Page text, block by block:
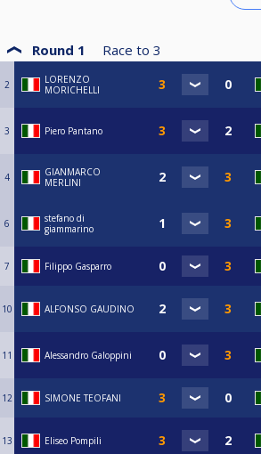
Round 1 Race to 3
2
LORENZO
MORICHELLI
3 Piero Pantano
4
GIANMARCO
MERLINI
6
stefano di
giammarino
7 Filippo Gasparro
10 ALFONSO GAUDINO
11 Alessandro Galoppini
12 SIMONE TEOFANI
13 Eliseo Pompili